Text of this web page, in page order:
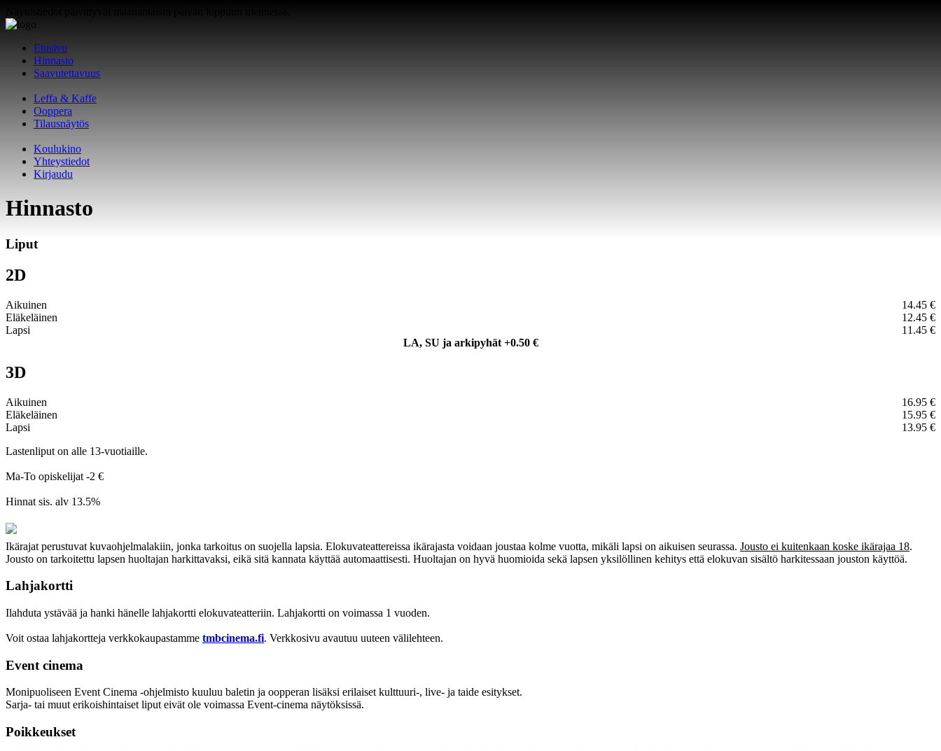
Etusivu
Hinnasto
Saavutettavuus
Leffa & Kaffe
Ooppera
Tilausnäytös
Koulukino
Yhteystiedot
Kirjaudu
Hinnasto
Liput
2D
Aikuinen
14.45 €
Eläkeläinen
12.45 €
Lapsi
11.45 €
LA, SU ja arkipyhät +0.50 €
3D
Aikuinen
16.95 €
Eläkeläinen
15.95 €
Lapsi
13.95 €
Lastenliput on alle 13-vuotiaille.
Ma-To opiskelijat -2 €
Hinnat sis. alv 13.5%
Ikärajat perustuvat kuvaohjelmalakiin, jonka tarkoitus on suojella lapsia. Elokuvateattereissa ikärajasta voidaan joustaa kolme vuotta, mikäli lapsi on aikuisen seurassa. Jousto ei kuitenkaan koske ikärajaa 18.
Jousto on tarkoitettu lapsen huoltajan harkittavaksi, eikä sitä kannata käyttää automaattisesti. Huoltajan on hyvä huomioida sekä lapsen yksilöllinen kehitys että elokuvan sisältö harkitessaan jouston käyttöä.
Lahjakortti
Ilahduta ystävää ja hanki hänelle lahjakortti elokuvateatteriin. Lahjakortti on voimassa 1 vuoden.
Voit ostaa lahjakortteja verkkokaupastamme tmbcinema.fi. Verkkosivu avautuu uuteen välilehteen.
Event cinema
Monipuoliseen Event Cinema -ohjelmisto kuuluu baletin ja oopperan lisäksi erilaiset kulttuuri-, live- ja taide esitykset.
Sarja- tai muut erikoishintaiset liput eivät ole voimassa Event-cinema näytöksissä.
Poikkeukset